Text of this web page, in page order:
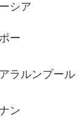
シア
ー
ラルンプール
ン